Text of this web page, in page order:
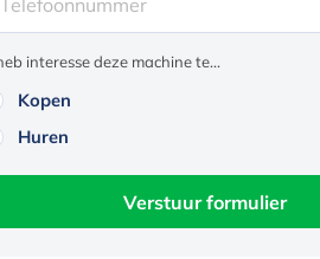
interesse deze machine te...
Kopen
Huren
Verstuur formulier